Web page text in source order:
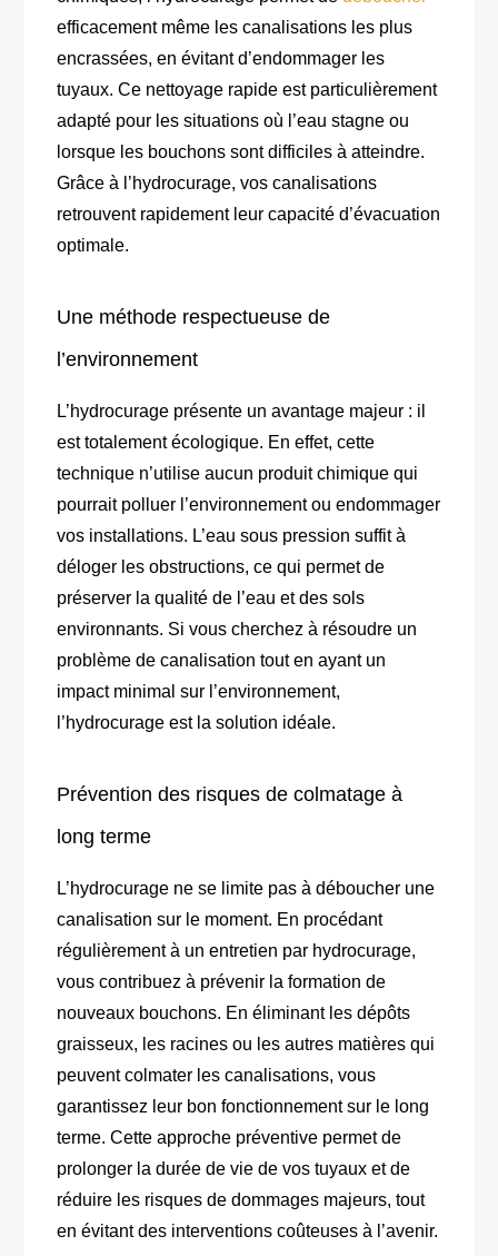
efficacement même les canalisations les plus
encrassées, en évitant d’endommager les
tuyaux. Ce nettoyage rapide est particulièrement
adapté pour les situations où l’eau stagne ou
lorsque les bouchons sont difficiles à atteindre.
Grâce à l’hydrocurage, vos canalisations
retrouvent rapidement leur capacité d’évacuation
optimale.
Une méthode respectueuse de
l’environnement
L’hydrocurage présente un avantage majeur : il
est totalement écologique. En effet, cette
technique n’utilise aucun produit chimique qui
pourrait polluer l’environnement ou endommager
vos installations. L’eau sous pression suffit à
déloger les obstructions, ce qui permet de
préserver la qualité de l’eau et des sols
environnants. Si vous cherchez à résoudre un
problème de canalisation tout en ayant un
impact minimal sur l’environnement,
l’hydrocurage est la solution idéale.
Prévention des risques de colmatage à
long terme
L’hydrocurage ne se limite pas à déboucher une
canalisation sur le moment. En procédant
régulièrement à un entretien par hydrocurage,
vous contribuez à prévenir la formation de
nouveaux bouchons. En éliminant les dépôts
graisseux, les racines ou les autres matières qui
peuvent colmater les canalisations, vous
garantissez leur bon fonctionnement sur le long
terme. Cette approche préventive permet de
prolonger la durée de vie de vos tuyaux et de
réduire les risques de dommages majeurs, tout
en évitant des interventions coûteuses à l’avenir.